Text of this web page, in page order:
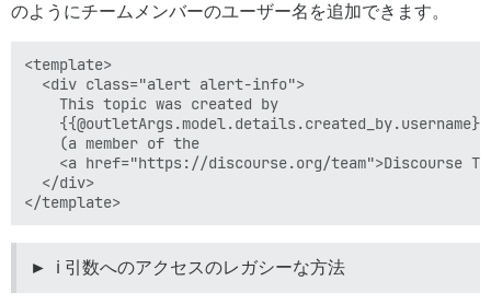
のようにチームメンバーのユーザー名を追加できます。
<template>
  <div class="alert alert-info">
    This topic was created by
    {{@outletArgs.model.details.created_by.username}}
    (a member of the
<a href="https://discourse.org/team">Discourse
  </div>
ℹ️ 引数へのアクセスのレガシーな方法